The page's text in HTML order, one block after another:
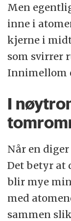
Men
inne i
kjerne i
som svirrer
Innimellom
I
Når en
Det betyr at
blir mye
med
sammen